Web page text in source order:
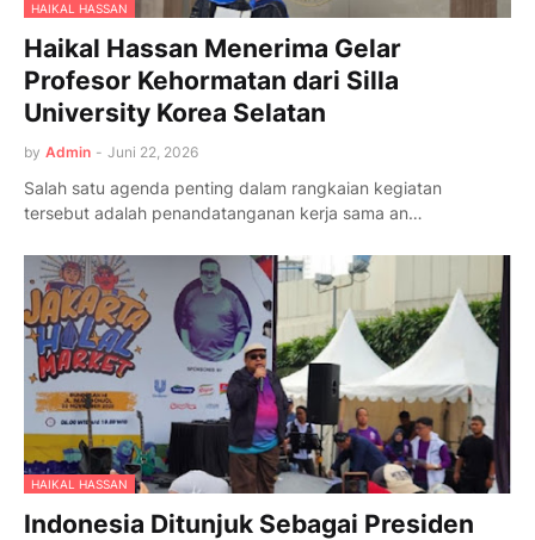
HAIKAL HASSAN
Haikal Hassan Menerima Gelar
Profesor Kehormatan dari Silla
University Korea Selatan
by Admin - Juni 22, 2026
Salah satu agenda penting dalam rangkaian kegiatan
tersebut adalah penandatanganan kerja sama an…
HAIKAL HASSAN
Indonesia Ditunjuk Sebagai Presiden